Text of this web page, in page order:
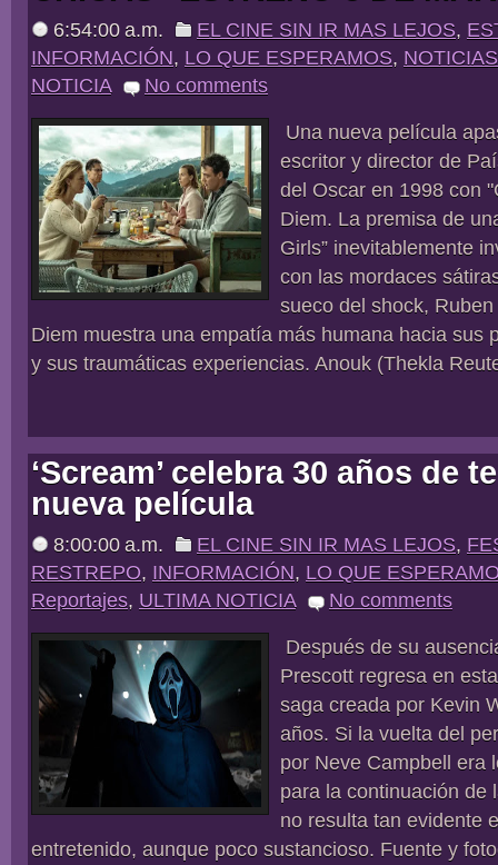
6:54:00 a.m. EL CINE SIN IR MAS LEJOS,
INFORMACIÓN, LO QUE ESPERAMOS, NOTICIAS
NOTICIA
No comments
Una nueva película
escritor y director de
del Oscar en 1998 con
Diem. La premisa de
Girls” inevitablemente
con las mordaces
sueco del shock,
Diem muestra una empatía más humana hacia sus
y sus traumáticas experiencias. Anouk (Thekla
‘Scream’ celebra 30 años de
nueva película
8:00:00 a.m. EL CINE SIN IR MAS LEJOS,
RESTREPO, INFORMACIÓN, LO QUE
Reportajes, ULTIMA NOTICIA
No comments
Después de su
Prescott regresa en
saga creada por Kevin
años. Si la vuelta del
por Neve Campbell era
para la continuación de
no resulta tan evidente
entretenido, aunque poco sustancioso. Fuente y